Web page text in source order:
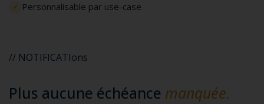
Personnalisable par use-case
// NOTIFICATIons
Plus aucune échéance manquée.